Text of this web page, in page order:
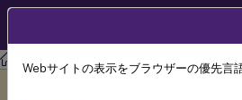
Citrix Virtual Apps and Desktops7 2511
Microsoft Entra ハイ
Webサイトの表示をブラウザーの優先言